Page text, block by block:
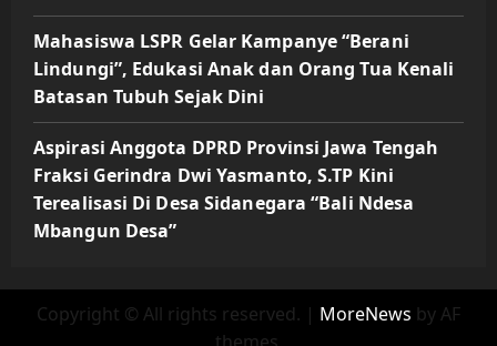
Mahasiswa LSPR Gelar Kampanye “Berani
Lindungi”, Edukasi Anak dan Orang Tua Kenali
Batasan Tubuh Sejak Dini
Aspirasi Anggota DPRD Provinsi Jawa Tengah
Fraksi Gerindra Dwi Yasmanto, S.TP Kini
Terealisasi Di Desa Sidanegara “Bali Ndesa
Mbangun Desa”
Copyright © All rights reserved. | MoreNews by AF